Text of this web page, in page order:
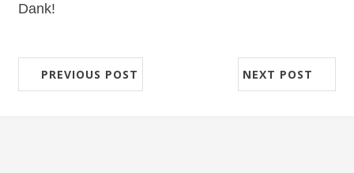
Dank!
PREVIOUS POST NEXT POST